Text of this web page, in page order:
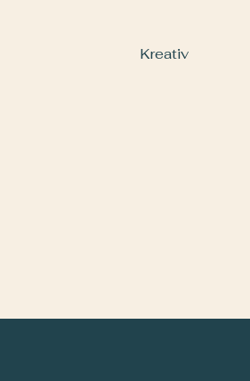
Kreativ